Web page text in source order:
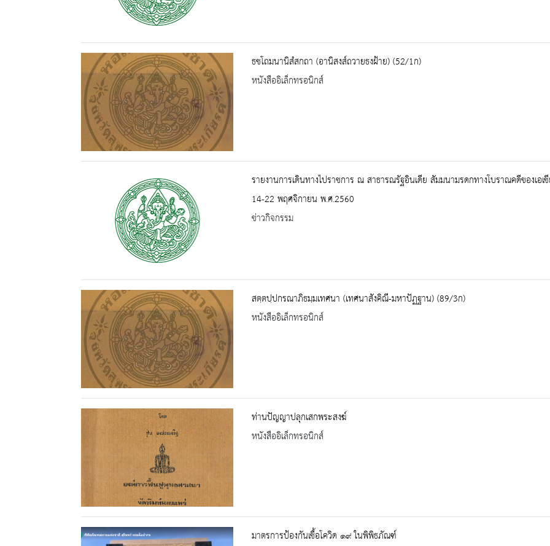
ธชโถมนานิสํสกถา (อานิสงส์ถวายธงฝ้าย) (52/1ก)
หนังสืออิเล็กทรอนิกส์
รายงานการเดินทางไปราชการ ณ สาธารณรัฐอินเดีย สัมมนามรดกทางโบราณคดีของเ
14-22 พฤศจิกายน พ.ศ.2560
ข่าวกิจกรรม
สตฺตปฺปกรณาภิธมฺมเทศนา (เทศนาสังคิณี-มหาปัฏฐาน) (89/3ก)
หนังสืออิเล็กทรอนิกส์
ท่านปัญญาปลุกเสกพระสงฆ์
หนังสืออิเล็กทรอนิกส์
มาตรการป้องกันเชื้อโควิด ๑๙ ในพิพิธภัณฑ์